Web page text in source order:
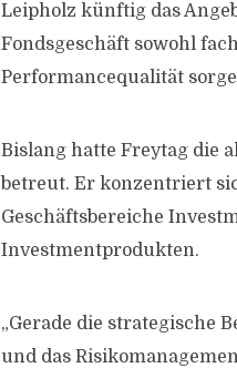
Leipholz künftig das
Fondsgeschäft sowohl
Performancequalität
Bislang hatte Freytag die
betreut. Er konzentriert
Geschäftsbereiche
Investmentprodukten.
„Gerade die strategische
und das